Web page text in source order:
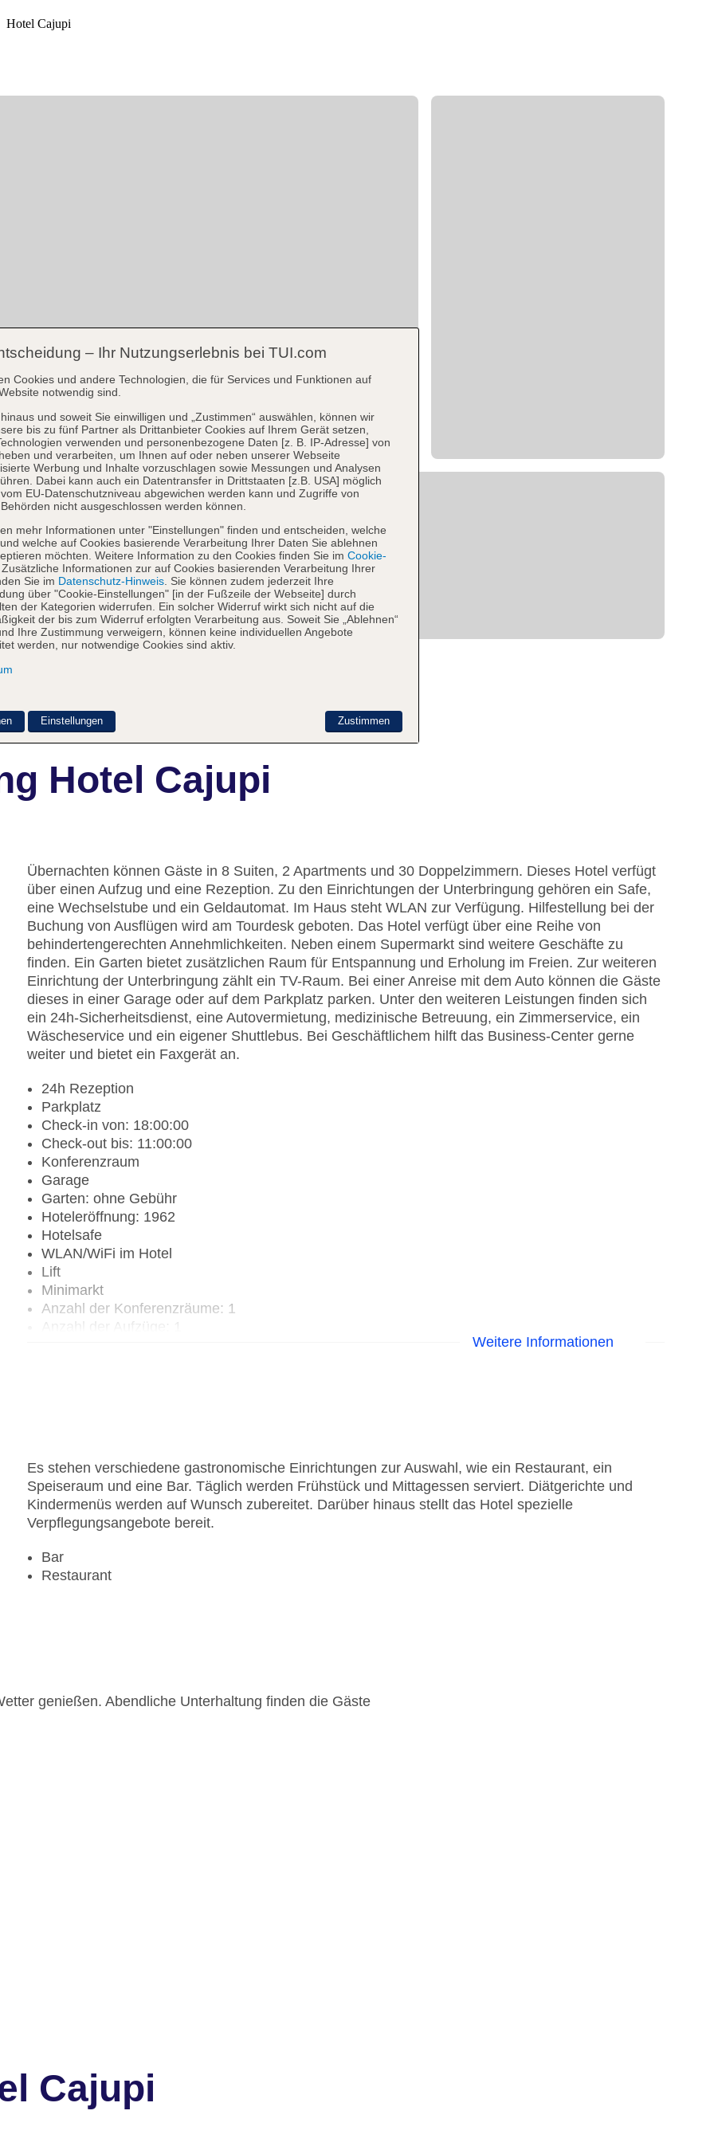
Hotel Cajupi
Übernachten können Gäste in 8 Suiten, 2 Apartments und 30 Doppelzimmern. Dieses Hotel verfügt
über einen Aufzug und eine Rezeption. Zu den Einrichtungen der Unterbringung gehören ein Safe,
eine Wechselstube und ein Geldautomat. Im Haus steht WLAN zur Verfügung. Hilfestellung bei der
Buchung von Ausflügen wird am Tourdesk geboten. Das Hotel verfügt über eine Reihe von
behindertengerechten Annehmlichkeiten. Neben einem Supermarkt sind weitere Geschäfte zu
finden. Ein Garten bietet zusätzlichen Raum für Entspannung und Erholung im Freien. Zur weiteren
Einrichtung der Unterbringung zählt ein TV-Raum. Bei einer Anreise mit dem Auto können die Gäste
dieses in einer Garage oder auf dem Parkplatz parken. Unter den weiteren Leistungen finden sich
ein 24h-Sicherheitsdienst, eine Autovermietung, medizinische Betreuung, ein Zimmerservice, ein
Wäscheservice und ein eigener Shuttlebus. Bei Geschäftlichem hilft das Business-Center gerne
weiter und bietet ein Faxgerät an.
24h Rezeption
Parkplatz
Check-in von: 18:00:00
Check-out bis: 11:00:00
Konferenzraum
Garage
Garten: ohne Gebühr
Hoteleröffnung: 1962
Hotelsafe
WLAN/WiFi im Hotel
Lift
Minimarkt
Anzahl der Konferenzräume: 1
Anzahl der Aufzüge: 1
Weitere Informationen
Es stehen verschiedene gastronomische Einrichtungen zur Auswahl, wie ein Restaurant, ein
Speiseraum und eine Bar. Täglich werden Frühstück und Mittagessen serviert. Diätgerichte und
Kindermenüs werden auf Wunsch zubereitet. Darüber hinaus stellt das Hotel spezielle
Verpflegungsangebote bereit.
Bar
Restaurant
genießen. Abendliche Unterhaltung finden die Gäste
Cajupi
– Ihr Nutzungserlebnis bei TUI.com
Cookies und andere Technologien, die für Services und Funktionen auf
notwendig sind.
und soweit Sie einwilligen und „Zustimmen“ auswählen, können wir
bis zu fünf Partner als Drittanbieter Cookies auf Ihrem Gerät setzen,
verwenden und personenbezogene Daten [z. B. IP-Adresse] von
und verarbeiten, um Ihnen auf oder neben unserer Webseite
Werbung und Inhalte vorzuschlagen sowie Messungen und Analysen
Dabei kann auch ein Datentransfer in Drittstaaten [z.B. USA] möglich
EU-Datenschutzniveau abgewichen werden kann und Zugriffe von
nicht ausgeschlossen werden können.
mehr Informationen unter "Einstellungen" finden und entscheiden, welche
welche auf Cookies basierende Verarbeitung Ihrer Daten Sie ablehnen
möchten. Weitere Information zu den Cookies finden Sie im Cookie-
Zusätzliche Informationen zur auf Cookies basierenden Verarbeitung Ihrer
Sie im Datenschutz-Hinweis. Sie können zudem jederzeit Ihre
über "Cookie-Einstellungen" [in der Fußzeile der Webseite] durch
der Kategorien widerrufen. Ein solcher Widerruf wirkt sich nicht auf die
der bis zum Widerruf erfolgten Verarbeitung aus. Soweit Sie „Ablehnen“
Ihre Zustimmung verweigern, können keine individuellen Angebote
werden, nur notwendige Cookies sind aktiv.
Zustimmen
Einstellungen